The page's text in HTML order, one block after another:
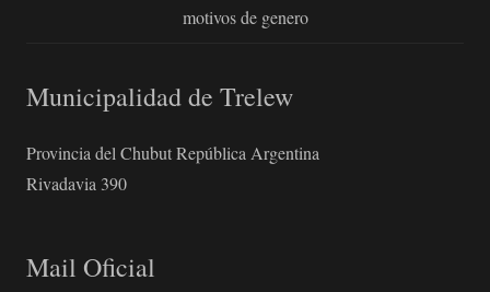
motivos de genero
Municipalidad de Trelew
Provincia del Chubut República Argentina
Rivadavia 390
Mail Oficial